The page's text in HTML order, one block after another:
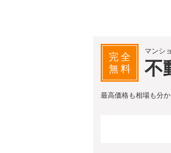
完全
無料
マンシ
不
最高価格も相場も分